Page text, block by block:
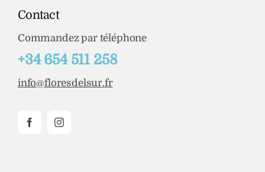
Contact
Commandez par téléphone
+34 654 511 258
info@floresdelsur.fr